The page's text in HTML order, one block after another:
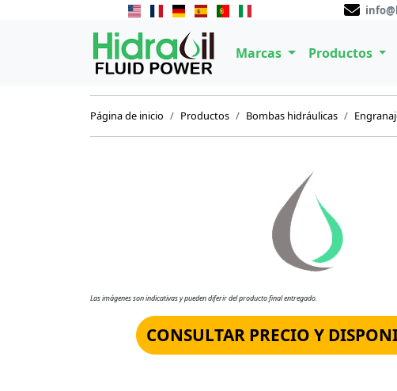
Marcas Productos
Página de inicio Productos Bombas hidráulicas
Las imágenes son indicativas y pueden diferir del producto final entregado.
CONSULTAR PRECIO Y